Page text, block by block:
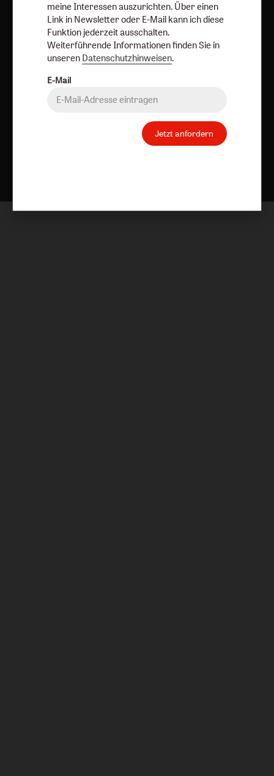
Vertrag widerrufen Abo online kündigen
meine Interessen auszurichten. Über einen
Link in Newsletter oder E-Mail kann ich diese
Funktion jederzeit ausschalten.
Weiterführende Informationen finden Sie in
unseren Datenschutzhinweisen.
E-Mail
Jetzt anfordern